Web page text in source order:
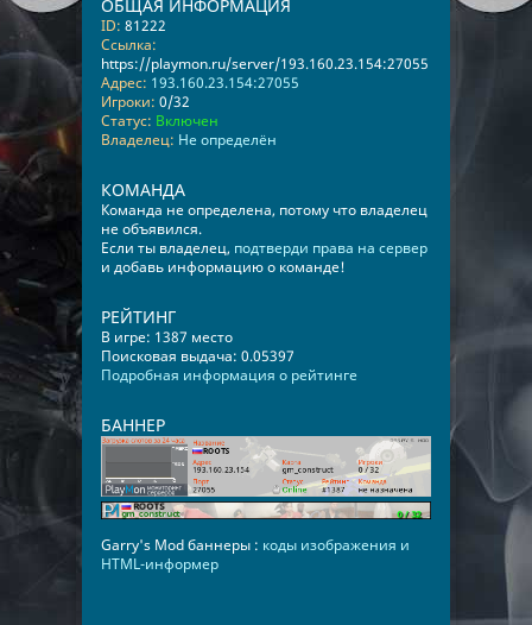
ОБЩАЯ ИНФОРМАЦИЯ
ID: 81222
Ссылка:
https://playmon.ru/server/193.160.23.154:27055
Адрес: 193.160.23.154:27055
Игроки: 0/32
Статус: Включен
Владелец: Не определён
КОМАНДА
Команда не определена, потому что владелец
не объявился.
Если ты владелец, подтверди права на сервер
и добавь информацию о команде!
РЕЙТИНГ
В игре: 1387 место
Поисковая выдача: 0.05397
Подробная информация о рейтинге
БАННЕР
Garry's Mod баннеры : коды изображения и
HTML-информер